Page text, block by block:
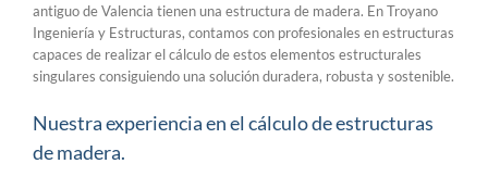
antiguo de Valencia tienen una estructura de madera. En Troyano
Ingeniería y Estructuras, contamos con profesionales en estructuras
capaces de realizar el cálculo de estos elementos estructurales
singulares consiguiendo una solución duradera, robusta y sostenible.
Nuestra experiencia en el cálculo de estructuras
de madera.